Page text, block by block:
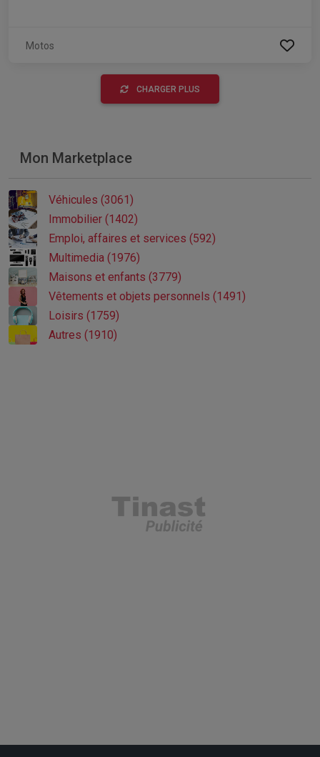
Motos
CHARGER PLUS
Mon Marketplace
Véhicules (3061)
Immobilier (1402)
Emploi, affaires et services (592)
Multimedia (1976)
Maisons et enfants (3779)
Vêtements et objets personnels (1491)
Loisirs (1759)
Autres (1910)